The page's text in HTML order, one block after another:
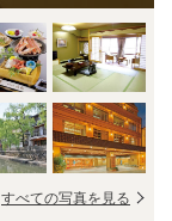
すべての写真を見る